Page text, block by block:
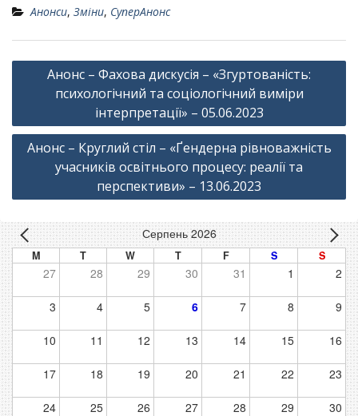
Анонси, Зміни, СуперАнонс
Навігація
записів
Анонс – Фахова дискусія – «Згуртованість:
психологічний та соціологічний виміри
інтерпретації» – 05.06.2023
Анонс – Круглий стіл – «Ґендерна рівноважність
учасників освітнього процесу: реалії та
перспективи» – 13.06.2023
Серпень 2026
M T W T F S S
27 28 29 30 31 1 2
3 4 5 6 7 8 9
10 11 12 13 14 15 16
17 18 19 20 21 22 23
24 25 26 27 28 29 30